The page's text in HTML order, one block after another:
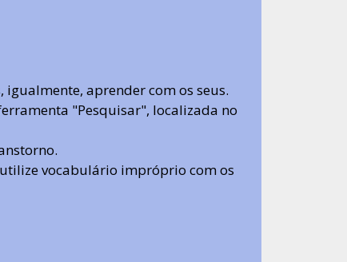
aprender com os seus.
"Pesquisar", localizada no
vocabulário impróprio com os